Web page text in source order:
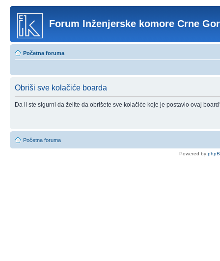
Forum Inženjerske komore Crne
Početna foruma
Obriši sve kolačiće boarda
Da li ste sigurni da želite da obrišete sve kolačiće koje je postavio ovaj
Početna foruma
Powered by